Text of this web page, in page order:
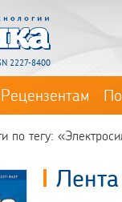
2227-8400
Рецензентам
по тегу: